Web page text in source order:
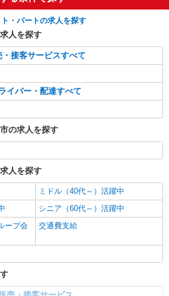
・パートの求人を探す
人を探す
・接客サービスすべて
イバー・配達すべて
の求人を探す
人を探す
ミドル（40代～）活躍中
シニア（60代～）活躍中
ープ会
交通費支給